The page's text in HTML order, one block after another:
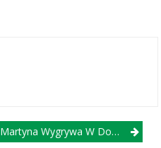
Martyna Wygrywa W Dogrywce